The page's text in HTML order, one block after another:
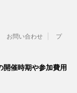
お問い合わせ
プ
催時期や参加費用